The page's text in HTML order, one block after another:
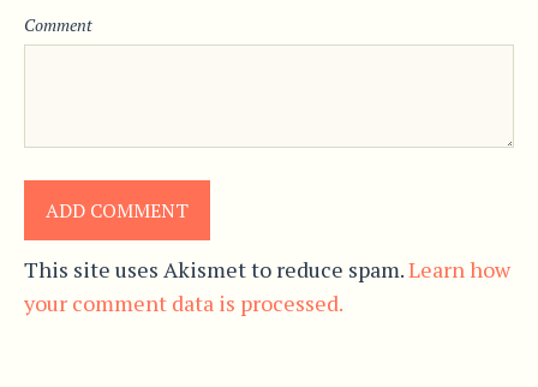
Comment
This site uses Akismet to reduce spam.Learn how
your comment data is processed.